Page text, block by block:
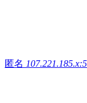
匿名